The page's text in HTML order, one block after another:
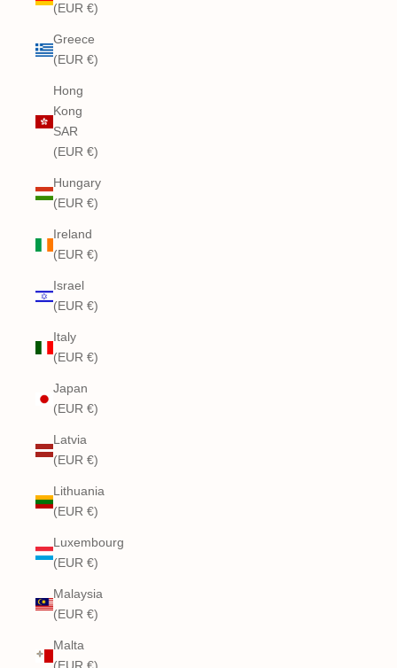
(EUR €)
Greece
(EUR €)
Hong
Kong
SAR
(EUR €)
Hungary
(EUR €)
Ireland
(EUR €)
Israel
(EUR €)
Italy
(EUR €)
Japan
(EUR €)
Latvia
(EUR €)
Lithuania
(EUR €)
Luxembourg
(EUR €)
Malaysia
(EUR €)
Malta